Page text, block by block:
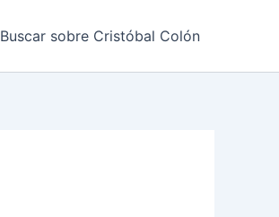
Buscar sobre Cristóbal Colón